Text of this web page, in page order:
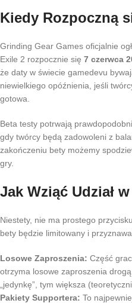
Kiedy Rozpoczną
Grinding Gear Games oficjalnie
Exile 2 rozpocznie się 7 czerwca
że daty w świecie gamedevu
niewielkiego opóźnienia, jeśli
gotowa.
Beta testy potrwają
gdy twórcy będą zadowoleni z
zakończeniu bety możemy
gry.
Jak Wziąć Udział
Niestety, nie ma prostego
bety będzie limitowany i
Losowe Zaproszenia: Część
otrzyma losowe zaproszenia
„jedynkę”, tym większa
Pakiety Supportera: To